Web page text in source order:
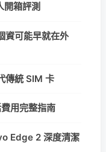
箱評測
資可能早就在外
傳統 SIM 卡
用完整指南
Edge 2 深度清潔